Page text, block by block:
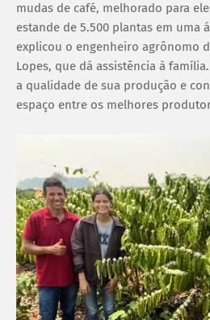
mudas de café, melhorado para
estande de 5.500 plantas em uma
explicou o engenheiro agrônomo
Lopes, que dá assistência à
a qualidade de sua produção e
espaço entre os melhores